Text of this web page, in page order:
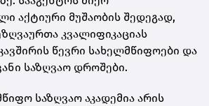
აქტიური მუშაობის შედეგად,
კვალიფიკაციას
წევრი სახელმწიფოები და
საზღვაო დროშები.
საზღვაო აკადემია არის